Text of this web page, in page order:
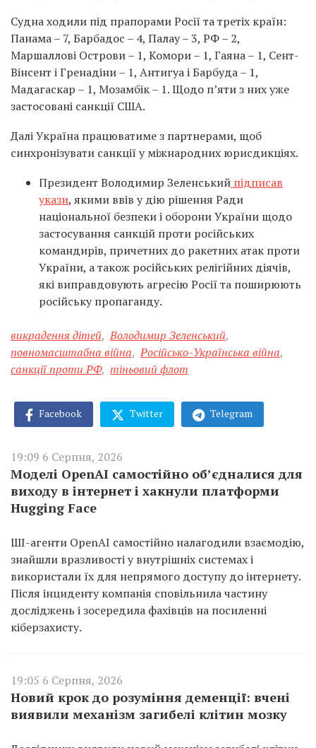
Судна ходили під прапорами Росії та третіх країн:
Панама – 7, Барбадос – 4, Палау – 3, РФ – 2,
Маршаллові Острови – 1, Комори – 1, Гаяна – 1, Сент-
Вінсент і Гренадіни – 1, Антигуа і Барбуда – 1,
Мадагаскар – 1, Мозамбік – 1. Щодо п’яти з них уже
застосовані санкції США.
Далі Україна працюватиме з партнерами, щоб
синхронізувати санкції у міжнародних юрисдикціях.
Президент Володимир Зеленський підписав
укази, якими ввів у дію рішення Ради
національної безпеки і оборони України щодо
застосування санкцій проти російських
командирів, причетних до ракетних атак проти
України, а також російських релігійних діячів,
які виправдовують агресію Росії та поширюють
російську пропаганду.
викрадення дітей, Володимир Зеленський,
повномасштабна війна, Російсько-Українська війна,
санкції проти РФ, тіньовий флот
Facebook Twitter Telegram
19:09 6 Серпня, 2026
Моделі OpenAI самостійно об’єдналися для
виходу в інтернет і хакнули платформи
Hugging Face
ШІ-агенти OpenAI самостійно налагодили взаємодію,
знайшли вразливості у внутрішніх системах і
використали їх для непрямого доступу до інтернету.
Після інциденту компанія сповільнила частину
досліджень і зосередила фахівців на посиленні
кіберзахисту.
19:05 6 Серпня, 2026
Новий крок до розуміння деменції: вчені
виявили механізм загибелі клітин мозку